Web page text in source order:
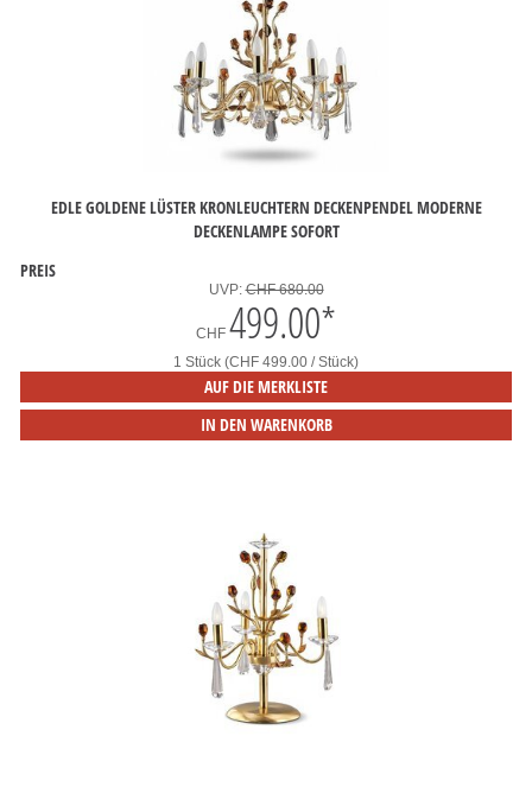
EDLE GOLDENE LÜSTER KRONLEUCHTERN DECKENPENDEL MODERNE
DECKENLAMPE SOFORT
PREIS
UVP:CHF 680.00
CHF 499.00*
1 Stück (CHF 499.00 / Stück)
AUF DIE MERKLISTE
IN DEN WARENKORB